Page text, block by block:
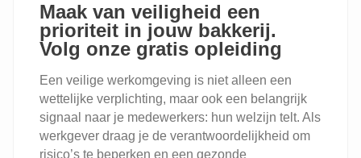
Maak van veiligheid een
prioriteit in jouw bakkerij.
Volg onze gratis opleiding
Een veilige werkomgeving is niet alleen een
wettelijke verplichting, maar ook een belangrijk
signaal naar je medewerkers: hun welzijn telt. Als
werkgever draag je de verantwoordelijkheid om
risico’s te beperken en een gezonde